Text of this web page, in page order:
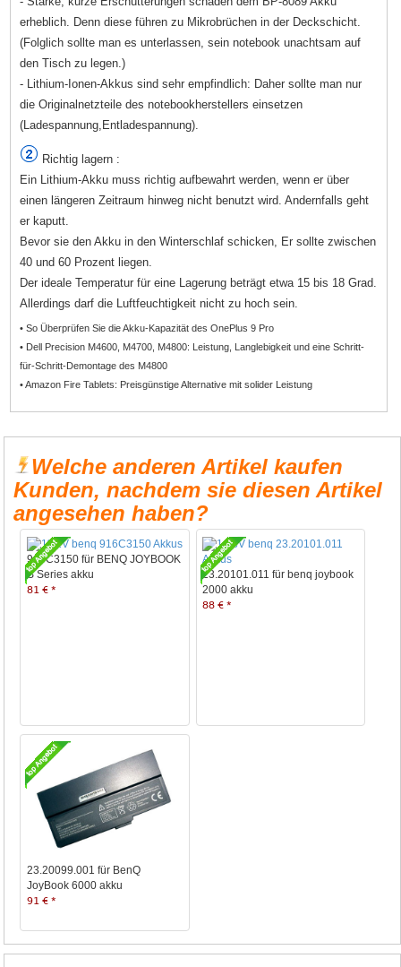
erheblich. Denn diese führen zu Mikrobrüchen in der Deckschicht.
(Folglich sollte man es unterlassen, sein notebook unachtsam auf
den Tisch zu legen.)
- Lithium-Ionen-Akkus sind sehr empfindlich: Daher sollte man nur
die Originalnetzteile des notebookherstellers einsetzen
(Ladespannung,Entladespannung).
Richtig lagern :
Ein Lithium-Akku muss richtig aufbewahrt werden, wenn er über
einen längeren Zeitraum hinweg nicht benutzt wird. Andernfalls geht
er kaputt.
Bevor sie den Akku in den Winterschlaf schicken, Er sollte zwischen
40 und 60 Prozent liegen.
Der ideale Temperatur für eine Lagerung beträgt etwa 15 bis 18 Grad.
Allerdings darf die Luftfeuchtigkeit nicht zu hoch sein.
• So Überprüfen Sie die Akku-Kapazität des OnePlus 9 Pro
• Dell Precision M4600, M4700, M4800: Leistung, Langlebigkeit und eine Schritt-
für-Schritt-Demontage des M4800
• Amazon Fire Tablets: Preisgünstige Alternative mit solider Leistung
Welche anderen Artikel kaufen
Kunden, nachdem sie diesen Artikel
angesehen haben?
916C3150 für BENQ JOYBOOK
S Series akku
81 € *
23.20101.011 für benq joybook
2000 akku
88 € *
23.20099.001 für BenQ
JoyBook 6000 akku
91 € *